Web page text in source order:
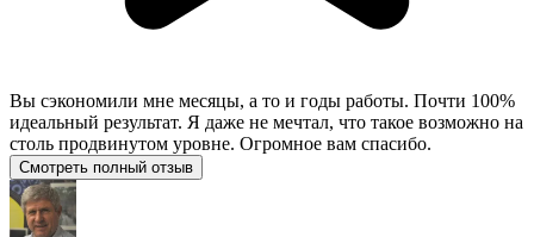
Вы сэкономили мне месяцы, а то и годы работы. Почти 100%
идеальный результат. Я даже не мечтал, что такое возможно на
столь продвинутом уровне. Огромное вам спасибо.
Смотреть полный отзыв